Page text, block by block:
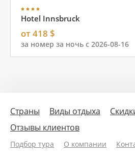
Hotel Innsbruck
от 418 $
за номер за ночь с 2026-08-16
Страны Виды отдыха
Отзывы клиентов
Подбор тура О компании